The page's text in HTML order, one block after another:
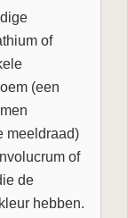
of
(een
meeldraad)
of
de
hebben.